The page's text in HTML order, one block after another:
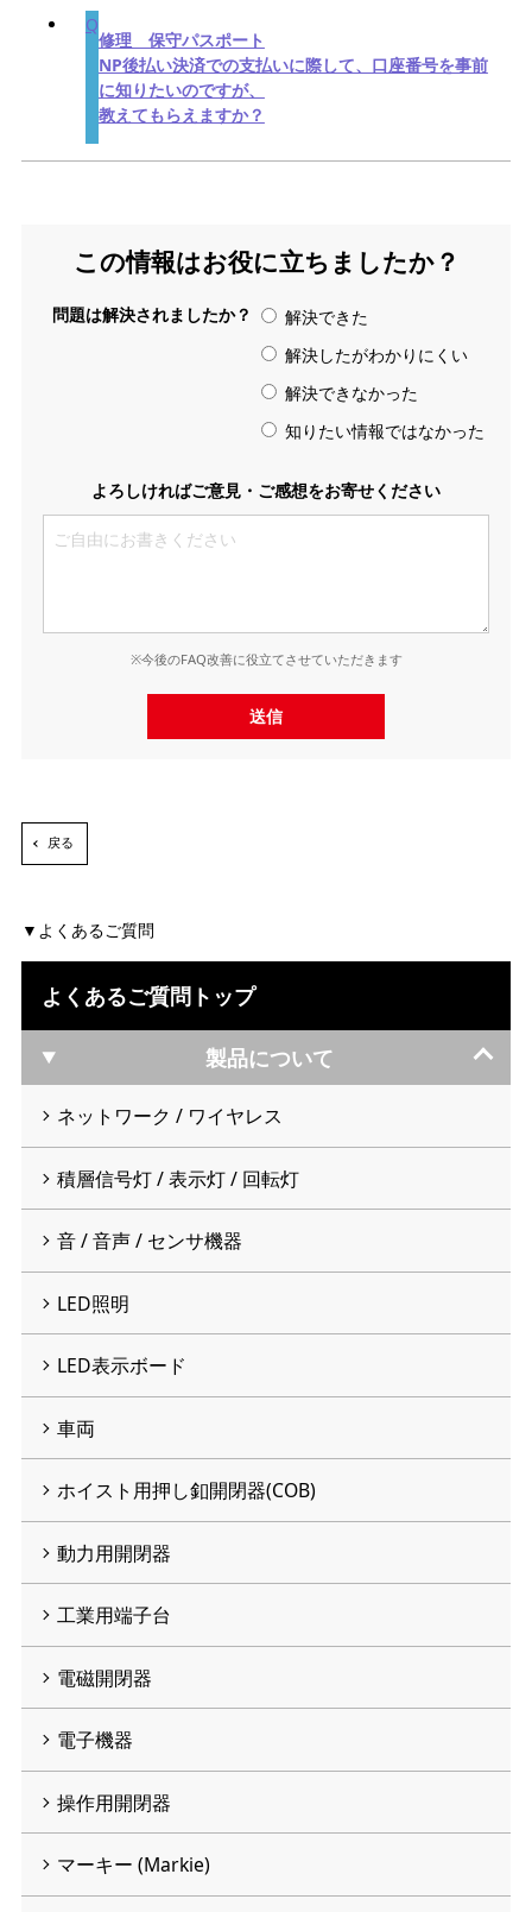
修理 保守パスポート
NP後払い決済での支払いに際して、口座番号を事前
に知りたいのですが、
教えてもらえますか？
この情報はお役に立ちましたか？
問題は解決されましたか？
解決できた
解決したがわかりにくい
解決できなかった
知りたい情報ではなかった
よろしければご意見・ご感想をお寄せください
※今後のFAQ改善に役立てさせていただきます
送信
戻る
よくあるご質問
よくあるご質問トップ
製品について
ネットワーク / ワイヤレス
積層信号灯 / 表示灯 / 回転灯
音 / 音声 / センサ機器
LED照明
LED表示ボード
車両
ホイスト用押し釦開閉器(COB)
動力用開閉器
工業用端子台
電磁開閉器
電子機器
操作用開閉器
マーキー (Markie)